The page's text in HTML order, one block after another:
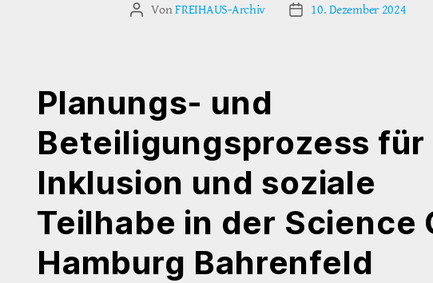
Beitragsautor
VonFREIHAUS-Archiv Veröffentlichungsdatum
10. Dezember 2024
Planungs- und
Beteiligungsprozess für
Inklusion und soziale
Teilhabe in der Science
Hamburg Bahrenfeld